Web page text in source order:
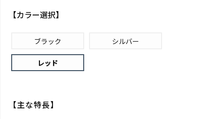
【カラー選択】
ブラック シルバー
レッド
【主な特長】